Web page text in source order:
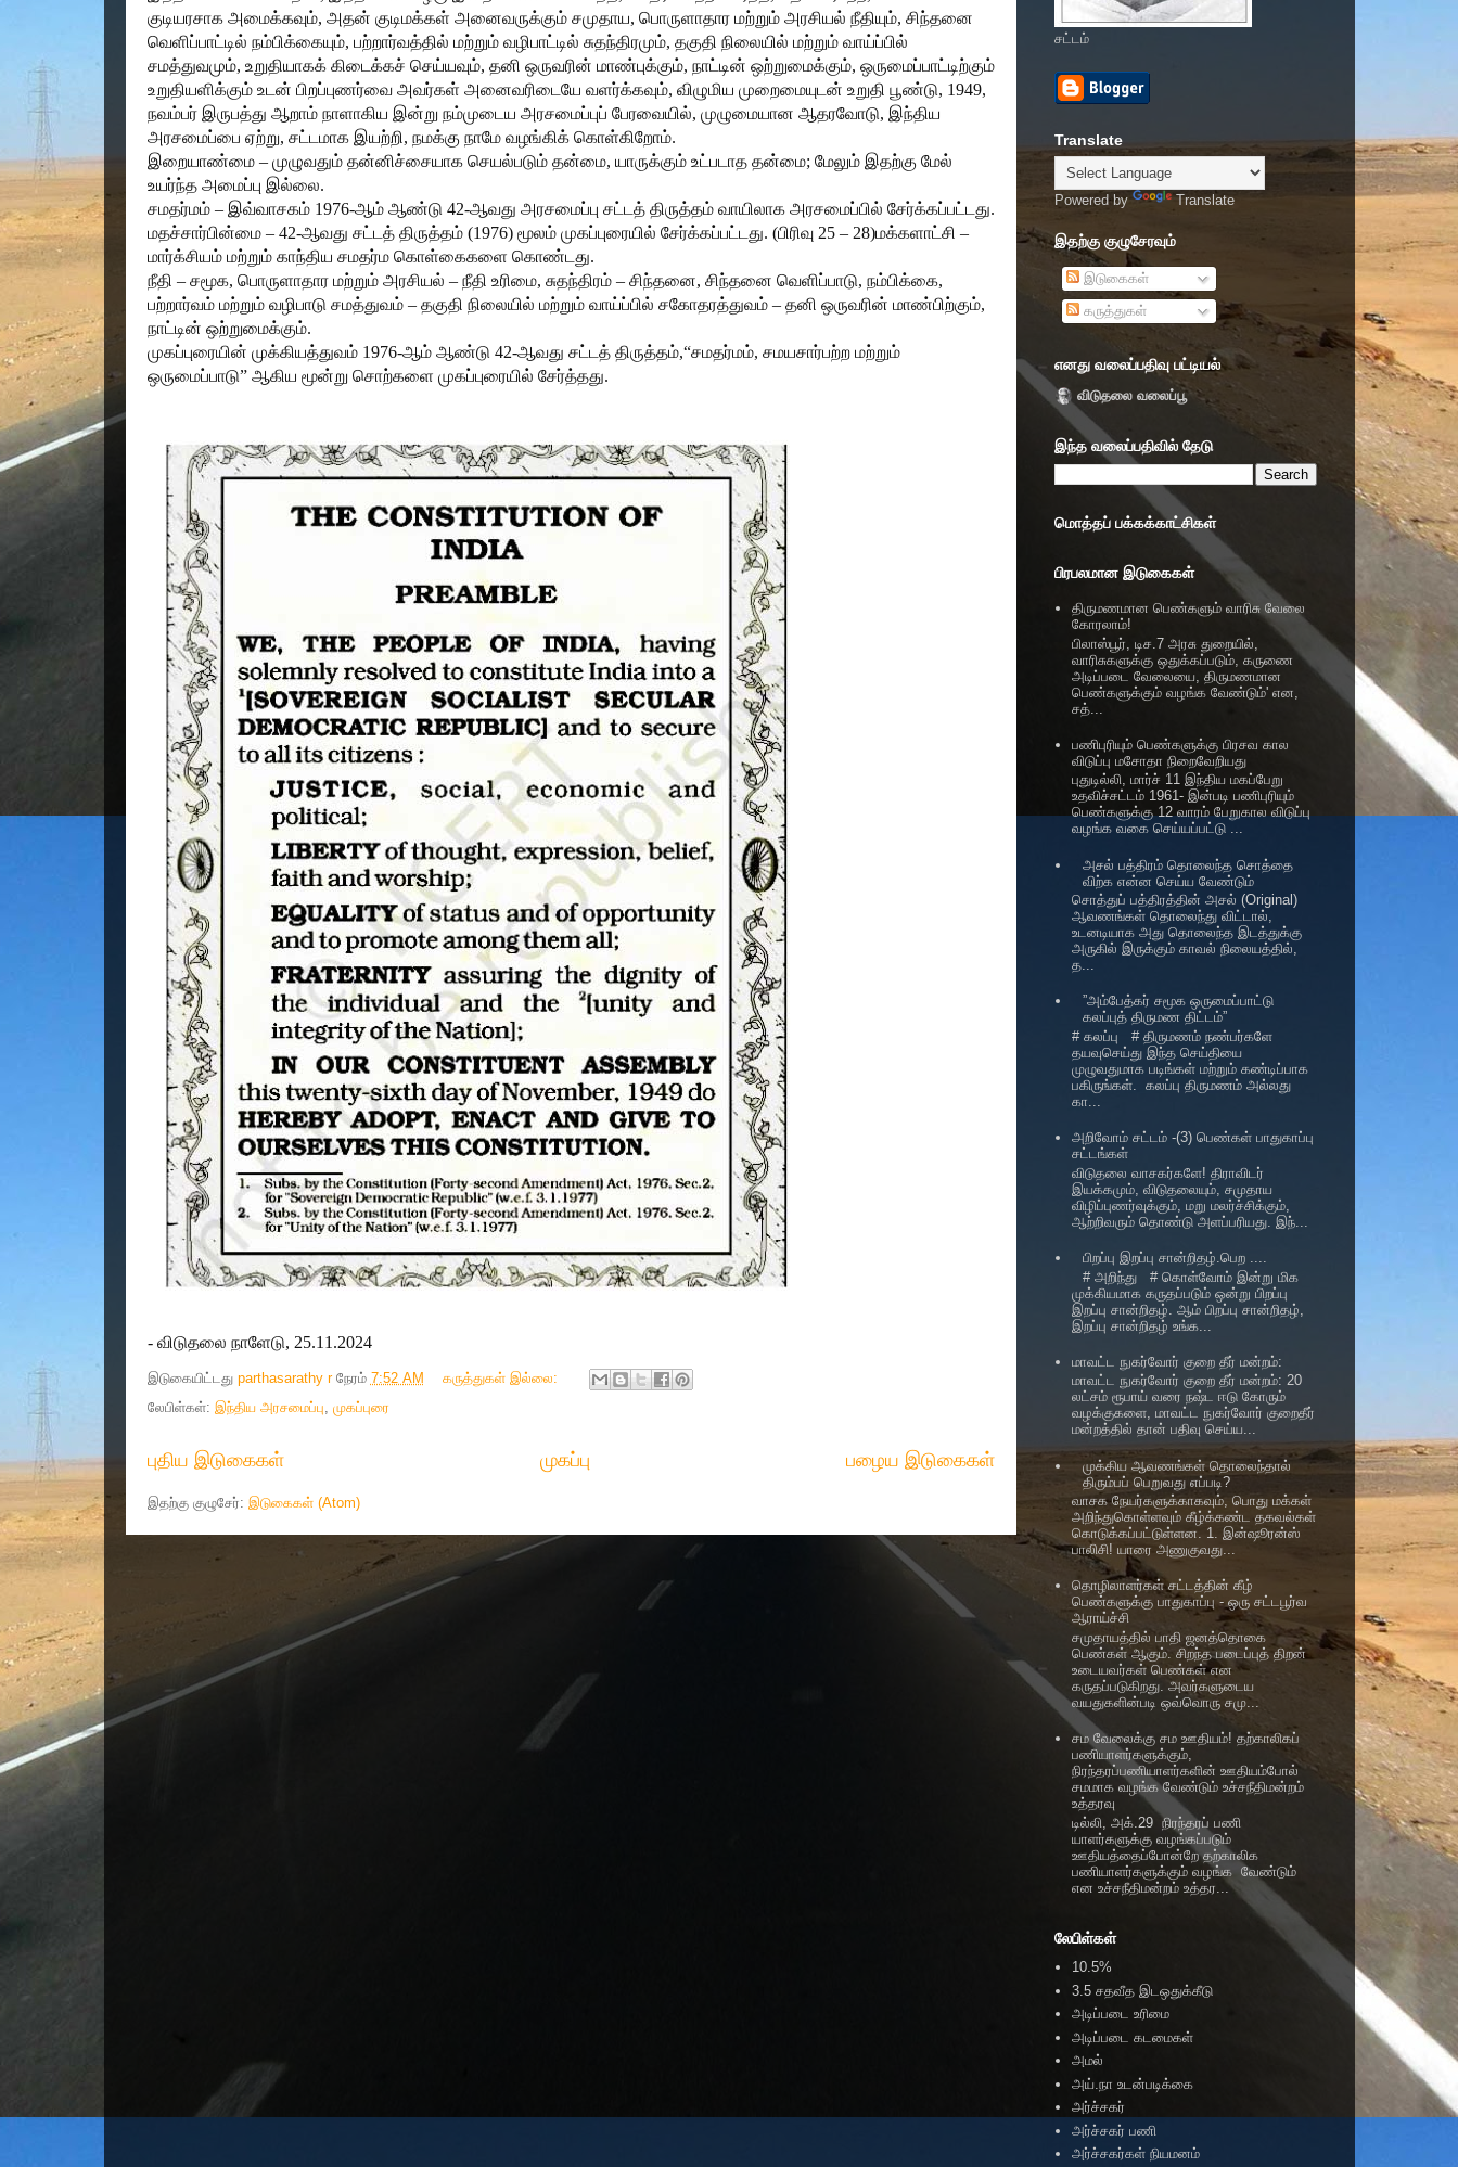
குடியரசாக அமைக்கவும், அதன் குடிமக்கள் அனைவருக்கும் சமுதாய, பொருளாதார மற்றும் அரசியல் நீதியும், சிந்தனை
வெளிப்பாட்டில் நம்பிக்கையும், பற்றார்வத்தில் மற்றும் வழிபாட்டில் சுதந்திரமும், தகுதி நிலையில் மற்றும் வாய்ப்பில்
சமத்துவமும், உறுதியாகக் கிடைக்கச் செய்யவும், தனி ஒருவரின் மாண்புக்கும், நாட்டின் ஒற்றுமைக்கும், ஒருமைப்பாட்டிற்கும்
உறுதியளிக்கும் உடன் பிறப்புணர்வை அவர்கள் அனைவரிடையே வளர்க்கவும், விழுமிய முறைமையுடன் உறுதி பூண்டு, 1949,
நவம்பர் இருபத்து ஆறாம் நாளாகிய இன்று நம்முடைய அரசமைப்புப் பேரவையில், முழுமையான ஆதரவோடு, இந்திய
அரசமைப்பை ஏற்று, சட்டமாக இயற்றி, நமக்கு நாமே வழங்கிக் கொள்கிறோம்.
இறையாண்மை – முழுவதும் தன்னிச்சையாக செயல்படும் தன்மை, யாருக்கும் உட்படாத தன்மை; மேலும் இதற்கு மேல்
உயர்ந்த அமைப்பு இல்லை.
சமதர்மம் – இவ்வாசகம் 1976-ஆம் ஆண்டு 42-ஆவது அரசமைப்பு சட்டத் திருத்தம் வாயிலாக அரசமைப்பில் சேர்க்கப்பட்டது.
மதச்சார்பின்மை – 42-ஆவது சட்டத் திருத்தம் (1976) மூலம் முகப்புரையில் சேர்க்கப்பட்டது. (பிரிவு 25 – 28)மக்களாட்சி –
மார்க்சியம் மற்றும் காந்திய சமதர்ம கொள்கைகளை கொண்டது.
நீதி – சமூக, பொருளாதார மற்றும் அரசியல் – நீதி உரிமை, சுதந்திரம் – சிந்தனை, சிந்தனை வெளிப்பாடு, நம்பிக்கை,
பற்றார்வம் மற்றும் வழிபாடு சமத்துவம் – தகுதி நிலையில் மற்றும் வாய்ப்பில் சகோதரத்துவம் – தனி ஒருவரின் மாண்பிற்கும்,
நாட்டின் ஒற்றுமைக்கும்.
முகப்புரையின் முக்கியத்துவம் 1976-ஆம் ஆண்டு 42-ஆவது சட்டத் திருத்தம்,“சமதர்மம், சமயசார்பற்ற மற்றும்
ஒருமைப்பாடு” ஆகிய மூன்று சொற்களை முகப்புரையில் சேர்த்தது.
- விடுதலை நாளேடு, 25.11.2024
இடுகையிட்டது parthasarathy r நேரம் 7:52 AM
கருத்துகள் இல்லை:
லேபிள்கள்: இந்திய அரசமைப்பு, முகப்புரை
புதிய இடுகைகள் பழைய இடுகைகள்
முகப்பு
இதற்கு குழுசேர்: இடுகைகள் (Atom)
சட்டம்
Translate
Powered by Translate
இதற்கு குழுசேரவும்
இடுகைகள்
கருத்துகள்
எனது வலைப்பதிவு பட்டியல்
விடுதலை வலைப்பூ
இந்த வலைப்பதிவில் தேடு
மொத்தப் பக்கக்காட்சிகள்
பிரபலமான இடுகைகள்
திருமணமான பெண்களும் வாரிசு வேலை
கோரலாம்!
பிலாஸ்பூர், டிச.7 அரசு துறையில்,
வாரிசுகளுக்கு ஒதுக்கப்படும், கருணை
அடிப்படை வேலையை, திருமணமான
பெண்களுக்கும் வழங்க வேண்டும்' என,
சத்...
பணிபுரியும் பெண்களுக்கு பிரசவ கால
விடுப்பு மசோதா நிறைவேறியது
புதுடில்லி, மார்ச் 11 இந்திய மகப்பேறு
உதவிச்சட்டம் 1961- இன்படி பணிபுரியும்
பெண்களுக்கு 12 வாரம் பேறுகால விடுப்பு
வழங்க வகை செய்யப்பட்டு ...
அசல் பத்திரம் தொலைந்த சொத்தை
விற்க என்ன செய்ய வேண்டும்
சொத்துப் பத்திரத்தின் அசல் (Original)
ஆவணங்கள் தொலைந்து விட்டால்,
உடனடியாக அது தொலைந்த இடத்துக்கு
அருகில் இருக்கும் காவல் நிலையத்தில்,
த...
”அம்பேத்கர் சமூக ஒருமைப்பாட்டு
கலப்புத் திருமண திட்டம்”
# கலப்பு # திருமணம் நண்பர்களே
தயவுசெய்து இந்த செய்தியை
முழுவதுமாக படிங்கள் மற்றும் கண்டிப்பாக
பகிருங்கள். கலப்பு திருமணம் அல்லது
கா...
அறிவோம் சட்டம் -(3) பெண்கள் பாதுகாப்பு
சட்டங்கள்
விடுதலை வாசகர்களே! திராவிடர்
இயக்கமும், விடுதலையும், சமுதாய
விழிப்புணர்வுக்கும், மறு மலர்ச்சிக்கும்,
ஆற்றிவரும் தொண்டு அளப்பரியது. இந்...
பிறப்பு இறப்பு சான்றிதழ்.பெற ....
# அறிந்து # கொள்வோம் இன்று மிக
முக்கியமாக கருதப்படும் ஒன்று பிறப்பு
இறப்பு சான்றிதழ். ஆம் பிறப்பு சான்றிதழ்,
இறப்பு சான்றிதழ் உங்க...
மாவட்ட நுகர்வோர் குறை தீர் மன்றம்:
மாவட்ட நுகர்வோர் குறை தீர் மன்றம்: 20
லட்சம் ரூபாய் வரை நஷ்ட ஈடு கோரும்
வழக்குகளை, மாவட்ட நுகர்வோர் குறைதீர்
மன்றத்தில் தான் பதிவு செய்ய...
முக்கிய ஆவணங்கள் தொலைந்தால்
திரும்பப் பெறுவது எப்படி?
வாசக நேயர்களுக்காகவும், பொது மக்கள்
அறிந்துகொள்ளவும் கீழ்க்கண்ட தகவல்கள்
கொடுக்கப்பட்டுள்ளன. 1. இன்ஷூரன்ஸ்
பாலிசி! யாரை அணுகுவது...
தொழிலாளர்கள் சட்டத்தின் கீழ்
பெண்களுக்கு பாதுகாப்பு - ஒரு சட்டபூர்வ
ஆராய்ச்சி
சமுதாயத்தில் பாதி ஜனத்தொகை
பெண்கள் ஆகும். சிறந்த படைப்புத் திறன்
உடையவர்கள் பெண்கள் என
கருதப்படுகிறது. அவர்களுடைய
வயதுகளின்படி ஒவ்வொரு சமு...
சம வேலைக்கு சம ஊதியம்! தற்காலிகப்
பணியாளர்களுக்கும்,
நிரந்தரப்பணியாளர்களின் ஊதியம்போல்
சமமாக வழங்க வேண்டும் உச்சநீதிமன்றம்
உத்தரவு
டில்லி, அக்.29 நிரந்தரப் பணி
யாளர்களுக்கு வழங்கப்படும்
ஊதியத்தைப்போன்றே தற்காலிக
பணியாளர்களுக்கும் வழங்க வேண்டும்
என உச்சநீதிமன்றம் உத்தர...
லேபிள்கள்
10.5%
3.5 சதவீத இடஒதுக்கீடு
அடிப்படை உரிமை
அடிப்படை கடமைகள்
அமல்
அய்.நா உடன்படிக்கை
அர்ச்சகர்
அர்ச்சகர் பணி
அர்ச்சகர்கள் நியமனம்